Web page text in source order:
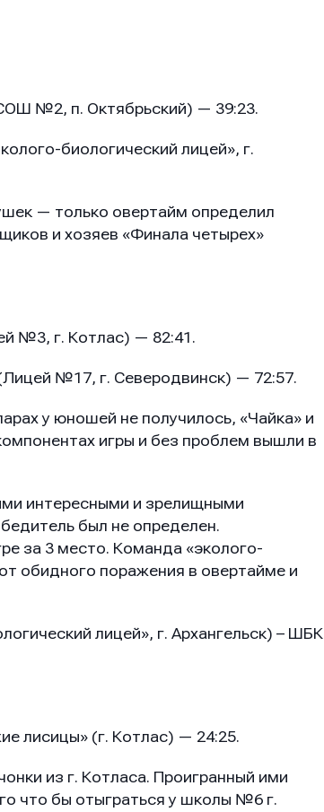
№2, п. Октябрьский) — 39:23.
биологический лицей», г.
— только овертайм определил
и хозяев «Финала четырех»
№3, г. Котлас) — 82:41.
№17, г. Северодвинск) — 72:57.
у юношей не получилось, «Чайка» и
игры и без проблем вышли в
интересными и зрелищными
был не определен.
за 3 место. Команда «эколого-
обидного поражения в овертайме и
лицей», г. Архангельск) – ШБК
лисицы» (г. Котлас) — 24:25.
из г. Котласа. Проигранный ими
что бы отыграться у школы №6 г.